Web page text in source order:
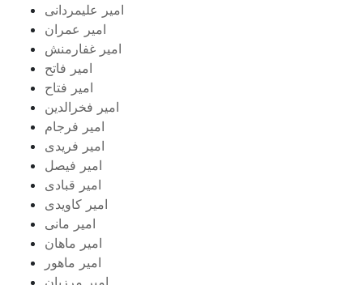
امیر علیمردانی
امیر عمران
امیر غفارمنش
امیر فاتح
امیر فتاح
امیر فخرالدین
امیر فرجام
امیر فریدی
امیر فیصل
امیر قبادی
امیر کاویدی
امیر مانی
امیر ماهان
امیر ماهور
امیر مرزبان